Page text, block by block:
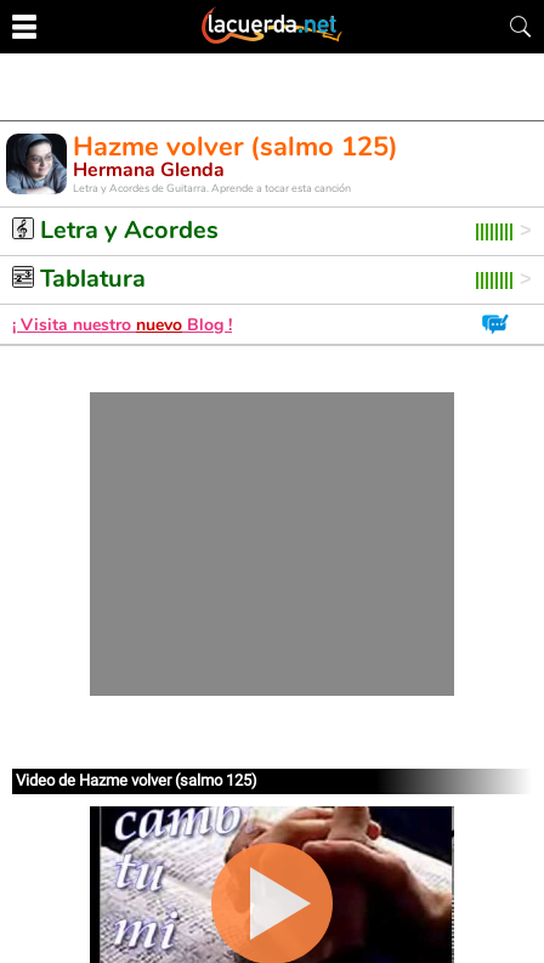
Hazme volver (salmo 125)
Hermana Glenda
Letra y Acordes de Guitarra. Aprende a tocar esta canción
Letra y Acordes
Tablatura
¡ Visita nuestro nuevo Blog !
Video de Hazme volver (salmo 125)